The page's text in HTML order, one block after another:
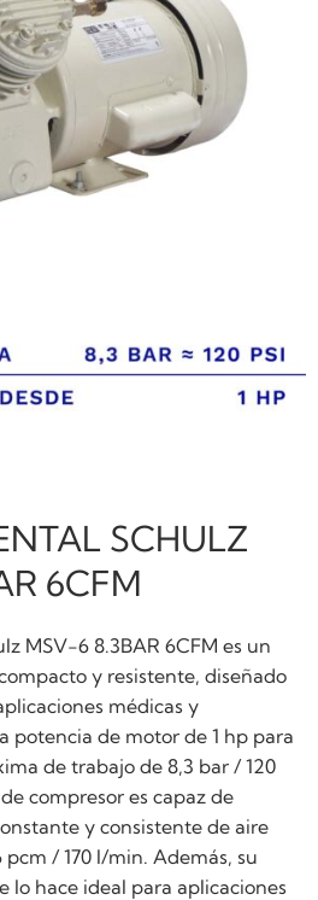
SCHULZ
6CFM
MSV-6 8.3BAR 6CFM es un
y resistente, diseñado
médicas y
potencia de motor de 1 hp para
de trabajo de 8,3 bar / 120
compresor es capaz de
y consistente de aire
/ 170 l/min. Además, su
lo hace ideal para aplicaciones